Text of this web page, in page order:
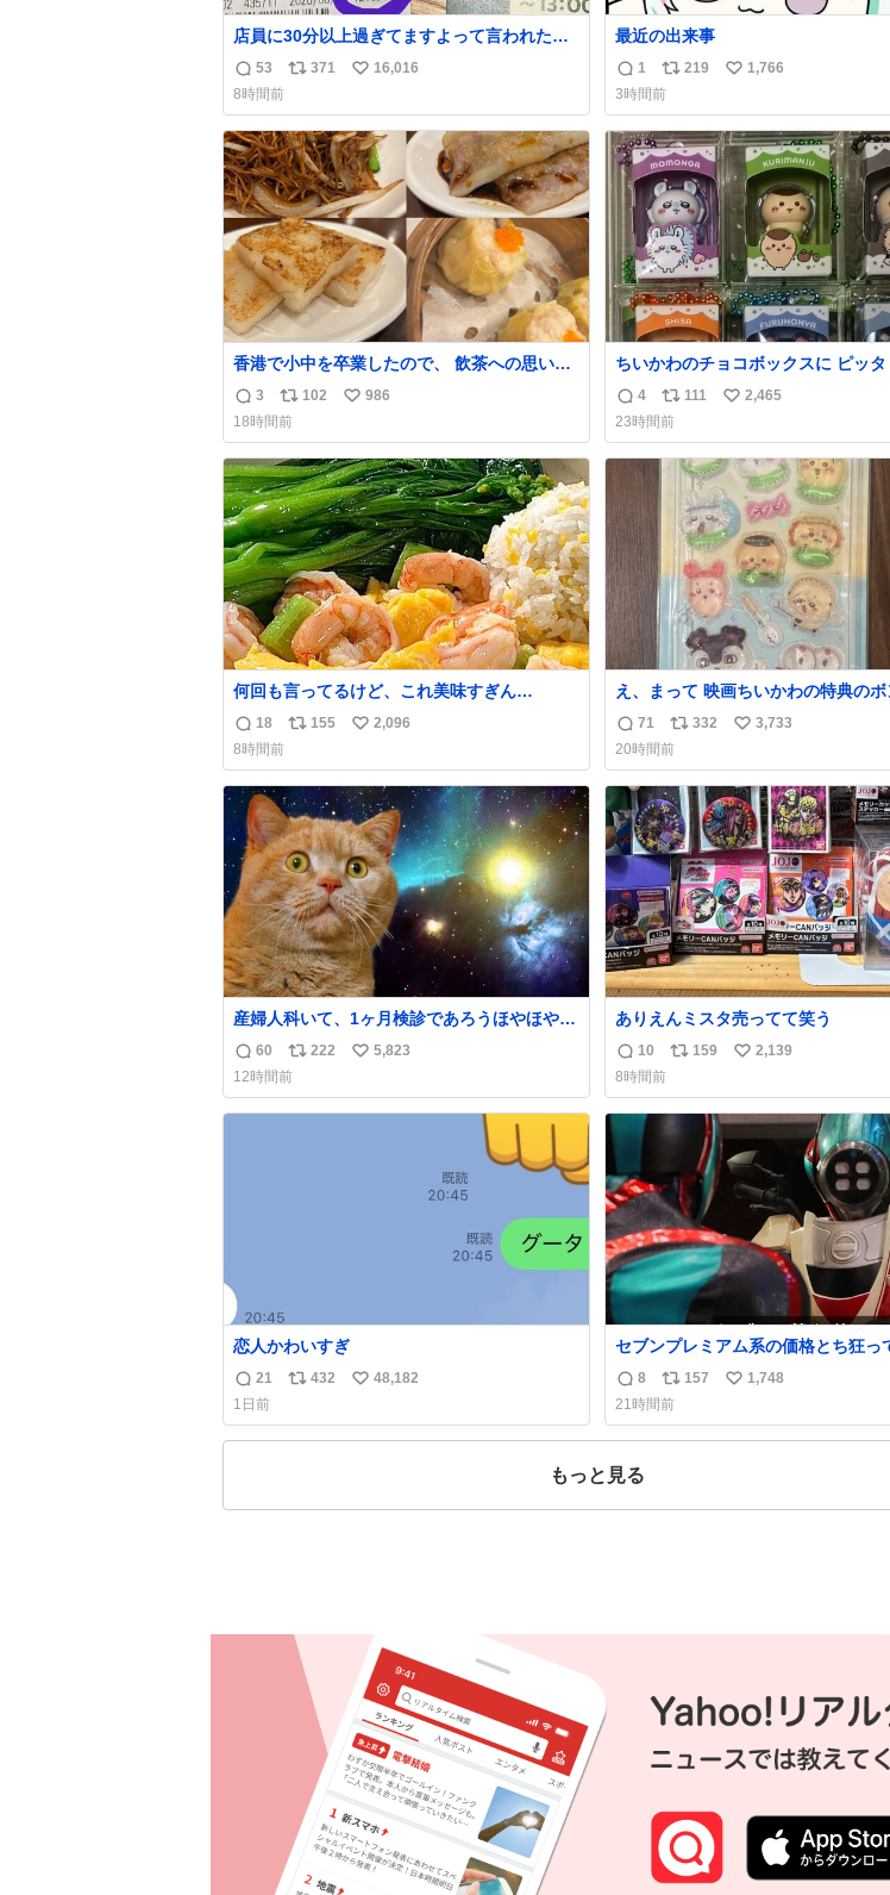
店員に30分以上過ぎてますよって言われたん
だけど、なんかヲレ13秒しか滞在許されてな
かったっぽい え？なんで？
返
信
数
53
リ
ス
ト
数
371
い
ね
数
16,016
8時間前
最近の出来事
返
信
数
1
リ
ポ
ス
ト
数
219
い
ね
数
1,766
3時間前
香港で小中を卒業したので、 飲茶への思い入
れが強い。 常に現地の味を探している。 横浜
中華街まで行き、店を厳選すれば流石に出会
えるけど、もっと近場で気軽に行ける店はな
いか。 代々木にあった。 多少違うかなという
のもあったけど、 総合的には満足。
返
信
数
3
リ
ポ
ス
ト
数
102
い
ね
数
986
18時間前
ちいかわのチョコボックスに ピッタ
スやっと見つかった😭
返
信
数
4
リ
ポ
ス
111
い
ね
2,465
23時間前
何回も言ってるけど、これ美味すぎん
の！！！低カロリーで満足感エグいから一生
食べてる😭
返
信
数
18
リ
ス
ト
数
155
い
ね
数
2,096
8時間前
え、まって 映画ちいかわの特典の
ロップシール もうメルカリにでてるや
いかわ
返
信
数
71
リ
ポ
ス
ト
数
332
い
ね
数
3,733
20時間前
産婦人科いて、1ヶ月検診であろうほやほや赤
ちゃん👩‍🍼と推定2,3歳の女の子👧🏻をワンオ
ペで連れてるママがいるのだけども 女の子ず
っとママの側から離れない…⁉️ 手を繋がなくて
もうろちょろしないしママが歩いたらピクミ
ンみたいにﾄﾃﾄﾃついてってるし逃走しないし
脱走しないし逃げないし走ら文字数
返
信
数
60
リ
ポ
ス
222
い
ね
5,823
12時間前
ありえんミスタ売ってて笑う
返
信
数
10
リ
ス
ト
159
い
ね
数
2,139
8時間前
恋人かわいすぎ
返
信
数
21
リ
ス
432
い
ね
48,182
1日前
セブンプレミアム系の価格とち狂っ
れ
返
信
数
8
リ
ポ
ス
157
い
ね
1,748
21時間前
もっと見る